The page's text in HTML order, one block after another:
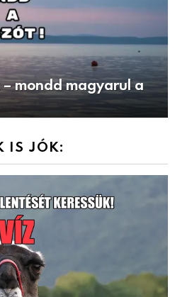
mondd magyarul a
IS JÓK: